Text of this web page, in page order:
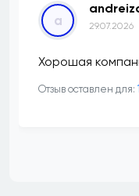
a 29.07.2026
Хорошая
Отзыв оставлен для: